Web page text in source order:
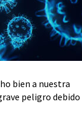
bien a nuestra
peligro debido